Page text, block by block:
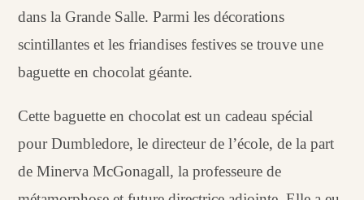
dans la Grande Salle. Parmi les décorations
scintillantes et les friandises festives se trouve une
baguette en chocolat géante.
Cette baguette en chocolat est un cadeau spécial
pour Dumbledore, le directeur de l’école, de la part
de Minerva McGonagall, la professeure de